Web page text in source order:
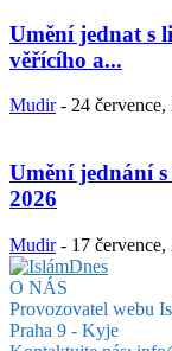
Umění jednat s
věřícího a...
Mudir - 24 července,
Umění jednání
2026
Mudir - 17 července,
O NÁS
Provozovatel webu
Praha 9 - Kyje